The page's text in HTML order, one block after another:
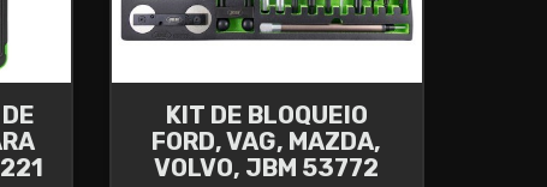
KIT DE BLOQUEIO
FORD, VAG, MAZDA,
VOLVO, JBM 53772